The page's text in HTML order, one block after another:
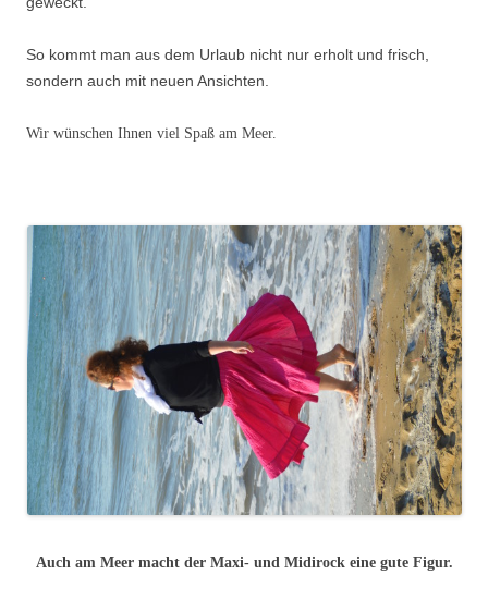
So kommt man aus dem Urlaub nicht nur erholt und frisch,
sondern auch mit neuen Ansichten.
Wir wünschen Ihnen viel Spaß am Meer.
Auch am Meer macht der Maxi- und Midirock eine gute Figur.